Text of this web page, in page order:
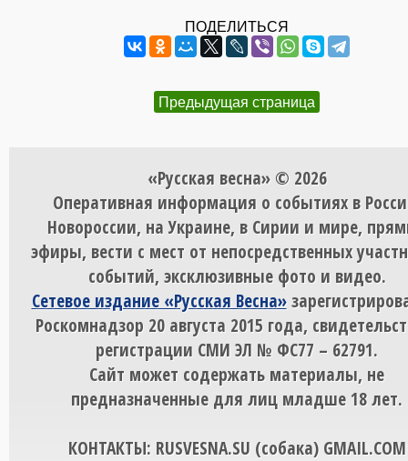
ПОДЕЛИТЬСЯ
Предыдущая страница
«Русская весна» © 2026
Оперативная информация о событиях в
Новороссии, на Украине, в Сирии и мире,
эфиры, вести с мест от непосредственных
событий, эксклюзивные фото и видео.
Сетевое издание «Русская Весна»
Роскомнадзор 20 августа 2015 года,
регистрации СМИ ЭЛ № ФС77 – 62791.
Сайт может содержать материалы, не
предназначенные для лиц младше 18 лет.
КОНТАКТЫ: RUSVESNA.SU (собака) GMAIL.COM